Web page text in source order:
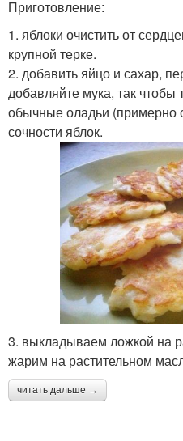
Приготовление:
1. яблоки очистить от
крупной терке.
2. добавить яйцо и сахар,
добавляйте мука, так чтобы
обычные оладьи (примерно
сочности яблок.
3. выкладываем ложкой на
жарим на растительном
читать дальше →